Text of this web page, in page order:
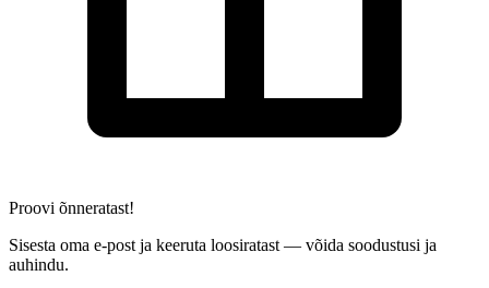
Proovi õnneratast!
Sisesta oma e-post ja keeruta loosiratast — võida soodustusi ja
auhindu.